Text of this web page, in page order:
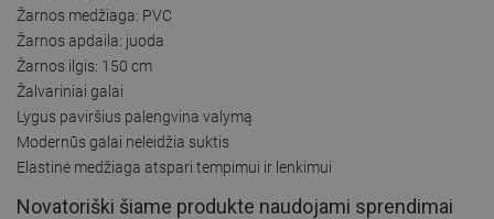
Žarnos medžiaga: PVC
Žarnos apdaila: juoda
Žarnos ilgis: 150 cm
Žalvariniai galai
Lygus paviršius palengvina valymą
Modernūs galai neleidžia suktis
Elastinė medžiaga atspari tempimui ir lenkimui
Novatoriški šiame produkte naudojami sprendimai